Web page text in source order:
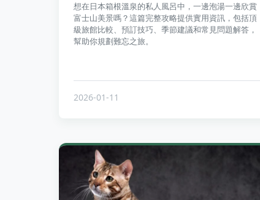
想在日本箱根溫泉的私人風呂中，一邊泡湯一邊欣賞
富士山美景嗎？這篇完整攻略提供實用資訊，包括頂
級旅館比較、預訂技巧、季節建議和常見問題解答，
幫助你規劃難忘之旅。
2026-01-11